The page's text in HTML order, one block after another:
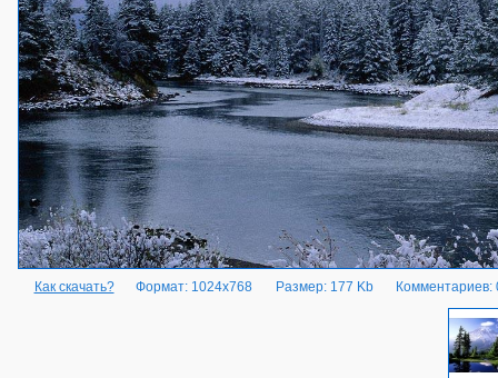
Как скачать? Формат: 1024x768 Размер: 177 Kb Комментариев: